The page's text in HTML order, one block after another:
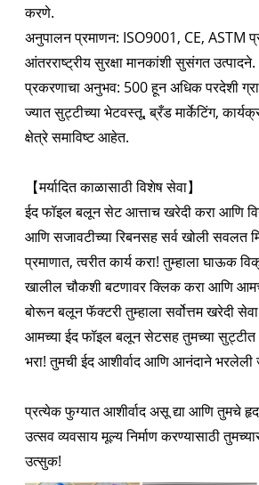
करणे.
अनुपालन प्रमाणन: ISO9001, CE, ASTM
आंतरराष्ट्रीय सुरक्षा मानकांशी सुसंगत उत्पादने.
प्रकरणाचा अनुभव: 500 हून अधिक परदेशी
ज्यात सुट्टीच्या भेटवस्तू, ब्रँड मार्केटिंग,
क्षेत्रे समाविष्ट आहेत.
【मर्यादित काळासाठी विशेष सेवा】
ईद फॉइल बलून सेट आत्ताच खरेदी करा आणि
आणि सजावटीच्या रिबनसह सर्व खोली सवलत
प्रमाणात, त्वरीत कार्य करा! तुम्हाला घाऊक
खालील चौकशी बटणावर क्लिक करा आणि
बोरून बलून फॅक्टरी तुम्हाला सर्वोत्तम खरेदी
आमच्या ईद फॉइल बलून सेटसह तुमच्या
भरा! तुमची ईद आशीर्वाद आणि आनंदाने भरलेली
प्रत्येक फुग्यात आशीर्वाद असू द्या आणि तुमचे
उत्सव व्यवसाय मूल्य निर्माण करण्यासाठी
उत्सुक!